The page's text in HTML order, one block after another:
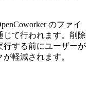
のファイ
じて行われます。削除
行する前にユーザーが
軽減されます。